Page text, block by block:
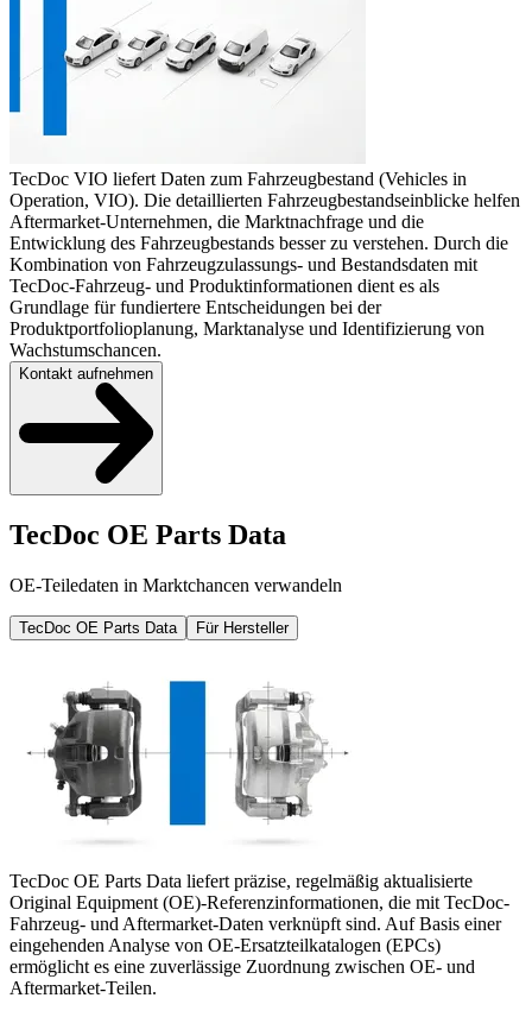
TecDoc VIO liefert Daten zum Fahrzeugbestand (Vehicles in
Operation, VIO). Die detaillierten Fahrzeugbestandseinblicke helfen
Aftermarket-Unternehmen, die Marktnachfrage und die
Entwicklung des Fahrzeugbestands besser zu verstehen. Durch die
Kombination von Fahrzeugzulassungs- und Bestandsdaten mit
TecDoc-Fahrzeug- und Produktinformationen dient es als
Grundlage für fundiertere Entscheidungen bei der
Produktportfolioplanung, Marktanalyse und Identifizierung von
Wachstumschancen.
Kontakt aufnehmen
TecDoc OE Parts Data
OE-Teiledaten in Marktchancen verwandeln
TecDoc OE Parts Data Für Hersteller
TecDoc OE Parts Data liefert präzise, regelmäßig aktualisierte
Original Equipment (OE)-Referenzinformationen, die mit TecDoc-
Fahrzeug- und Aftermarket-Daten verknüpft sind. Auf Basis einer
eingehenden Analyse von OE-Ersatzteilkatalogen (EPCs)
ermöglicht es eine zuverlässige Zuordnung zwischen OE- und
Aftermarket-Teilen.